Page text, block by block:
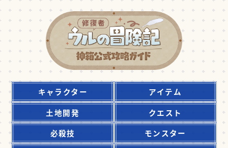
キャラクター
アイテム
土地開発
クエスト
必殺技
モンスター